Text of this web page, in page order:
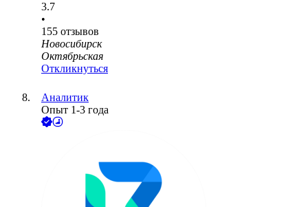
3.7
•
155 отзывов
Новосибирск
Октябрьская
Откликнуться
Аналитик
Опыт 1-3 года